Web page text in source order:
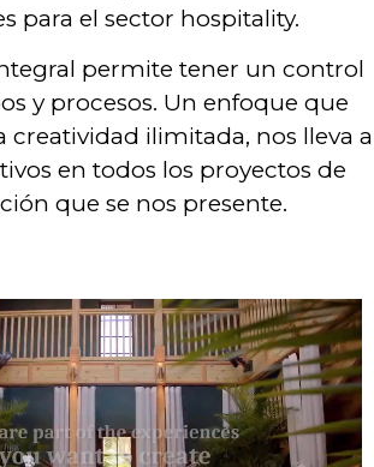
para el sector hospitality.
permite tener un control
y procesos. Un enfoque que
creatividad ilimitada, nos lleva a
en todos los proyectos de
que se nos presente.